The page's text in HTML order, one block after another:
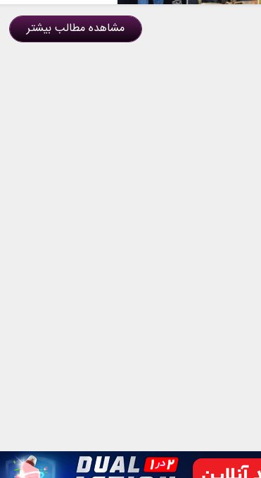
مشاهده مطالب بیشتر